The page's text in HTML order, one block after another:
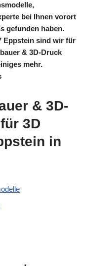
bei Ihnen vorort
gefunden haben.
sind wir für
& 3D-Druck
mehr.
& 3D-
3D
in